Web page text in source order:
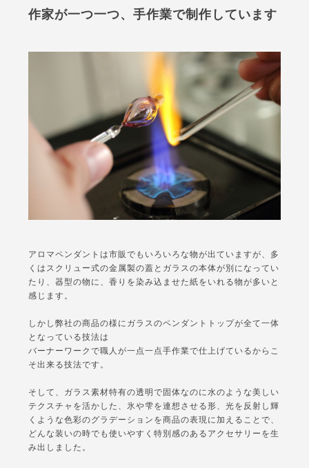
作家が一つ一つ、手作業で制作しています
アロマペンダントは市販でもいろいろな物が出ていますが、多
くはスクリュー式の金属製の蓋とガラスの本体が別になってい
たり、器型の物に、香りを染み込ませた紙をいれる物が多いと
感じます。
しかし弊社の商品の様にガラスのペンダントトップが全て一体
となっている技法は
バーナーワークで職人が一点一点手作業で仕上げているからこ
そ出来る技法です。
そして、ガラス素材特有の透明で固体なのに水のような美しい
テクスチャを活かした、氷や雫を連想させる形、光を反射し輝
くような色彩のグラデーションを商品の表現に加えることで、
どんな装いの時でも使いやすく特別感のあるアクセサリーを生
み出しました。